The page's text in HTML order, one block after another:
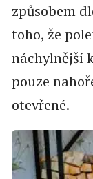
způsobem
toho, že
náchylnější
pouze
otevřené.